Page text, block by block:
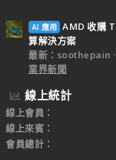
AI 應用 AMD 收購
算解決方案
最新：soothepain
業界新聞
線上統計
線上會員
線上來賓
會員總計